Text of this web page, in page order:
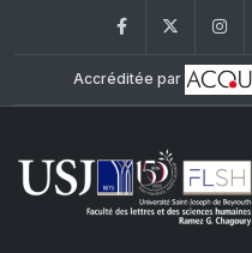
FacebookTwitter
Accréditée par